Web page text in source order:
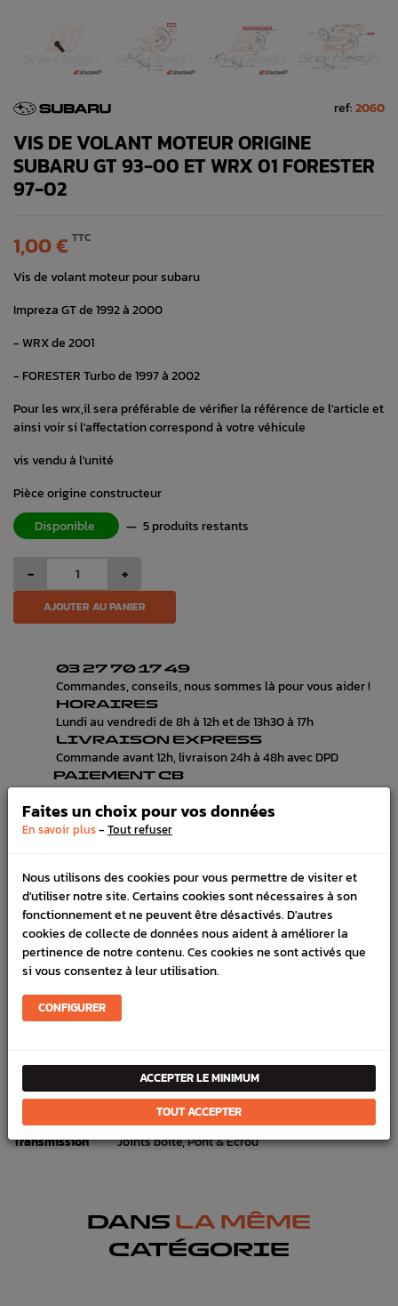
ref:2060
VIS DE VOLANT MOTEUR ORIGINE
SUBARU GT 93-00 ET WRX 01 FORESTER
97-02
1,00 € TTC
Vis de volant moteur pour subaru
Impreza GT de 1992 à 2000
- WRX de 2001
- FORESTER Turbo de 1997 à 2002
Pour les wrx,il sera préférable de vérifier la référence de l'article et
ainsi voir si l'affectation correspond à votre véhicule
vis vendu à l'unité
Pièce origine constructeur
Disponible
— 5 produits restants
- +
AJOUTER AU PANIER
03 27 70 17 49
Commandes, conseils, nous sommes là pour vous aider !
HORAIRES
Lundi au vendredi de 8h à 12h et de 13h30 à 17h
LIVRAISON EXPRESS
Commande avant 12h, livraison 24h à 48h avec DPD
PAIEMENT CB
100% sécurisé, payez en 3x, 4x ou 10x avec frais votre
commande
DÉTAILS DU PRODUIT
LIVRAISON
VÉHICULES COMPATIBLE
Marque :SUBARU
Transmission
Joints boite, Pont & Écrou
DANS LA MÊME
CATÉGORIE
Faites un choix pour vos données
En savoir plus- Tout refuser
Nous utilisons des cookies pour vous permettre de visiter et
d'utiliser notre site. Certains cookies sont nécessaires à son
fonctionnement et ne peuvent être désactivés. D'autres
cookies de collecte de données nous aident à améliorer la
pertinence de notre contenu. Ces cookies ne sont activés que
si vous consentez à leur utilisation.
CONFIGURER
ACCEPTER LE MINIMUM
TOUT ACCEPTER